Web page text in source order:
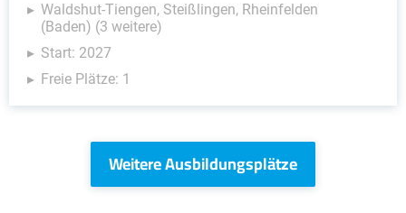
Waldshut-Tiengen, Steißlingen, Rheinfelden
(Baden) (3 weitere)
Start: 2027
Freie Plätze: 1
Weitere Ausbildungsplätze